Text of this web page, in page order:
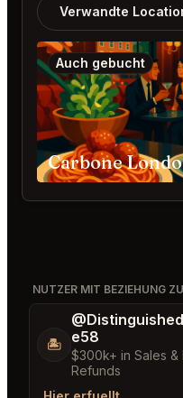
Verwandte
Auch gebucht
Carbone
NUTZER MIT BEZIEHUNG
🏝️
e58
$300k+ in Sales &
Refunds